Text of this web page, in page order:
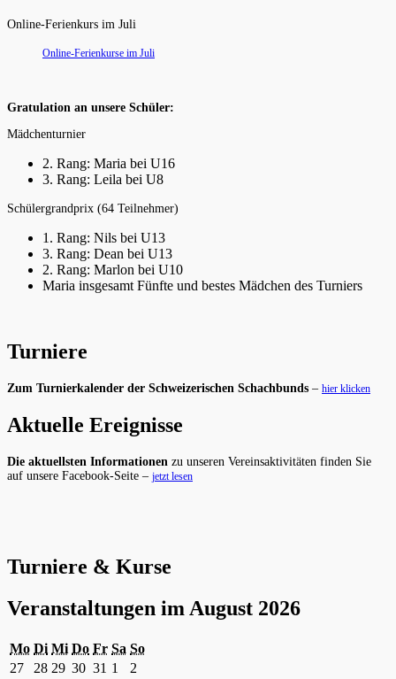
Online-Ferienkurs im Juli
Online-Ferienkurse im Juli
Gratulation an unsere Schüler:
Mädchenturnier
2. Rang: Maria bei U16
3. Rang: Leila bei U8
Schülergrandprix (64 Teilnehmer)
1. Rang: Nils bei U13
3. Rang: Dean bei U13
2. Rang: Marlon bei U10
Maria insgesamt Fünfte und bestes Mädchen des Turniers
Turniere
Zum Turnierkalender der Schweizerischen Schachbunds – hier klicken
Aktuelle Ereignisse
Die aktuellsten Informationen zu unseren Vereinsaktivitäten finden Sie
auf unsere Facebook-Seite – jetzt lesen
Turniere & Kurse
Veranstaltungen im August 2026
MoMontag
DiDienstag
MiMittwoch
DoDonnerstag
FrFreitag
Sa Samstag
SoSonntag
2727.2828.
2929.
3030.
31 31.
1 2